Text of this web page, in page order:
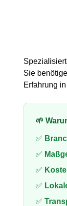
Sie
Erfahrung
🌱
✅
✅
✅
✅
✅